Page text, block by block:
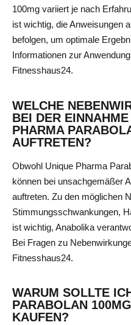
100mg variiert je nach
ist wichtig, die Anweisungen
befolgen, um optimale
Informationen zur
Fitnesshaus24.
WELCHE
BEI DER
PHARMA
AUFTRETEN?
Obwohl Unique Pharma
können bei unsachgemäßer
auftreten. Zu den möglichen
Stimmungsschwankungen,
ist wichtig, Anabolika
Bei Fragen zu
Fitnesshaus24.
WARUM SOLLTE
PARABOLAN
KAUFEN?